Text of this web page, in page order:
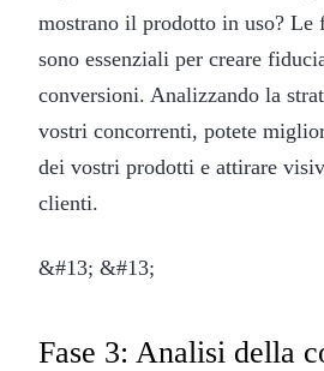
mostrano il prodotto in uso? Le
sono essenziali per creare
conversioni. Analizzando la
vostri concorrenti, potete
dei vostri prodotti e attirare
clienti.
&#13; &#13;
Fase 3: Analisi della